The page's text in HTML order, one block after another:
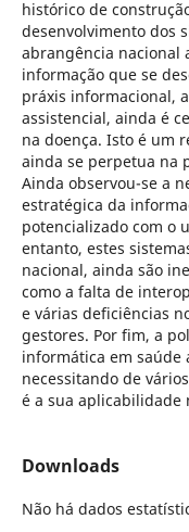
histórico de
desenvolvimento dos
abrangência nacional
informação que se
práxis informacional,
assistencial, ainda é
na doença. Isto é um
ainda se perpetua na
Ainda observou-se a
estratégica da
potencializado com o
entanto, estes
nacional, ainda são
como a falta de
e várias deficiências
gestores. Por fim, a
informática em saúde
necessitando de
é a sua aplicabilidade
Downloads
Não há dados